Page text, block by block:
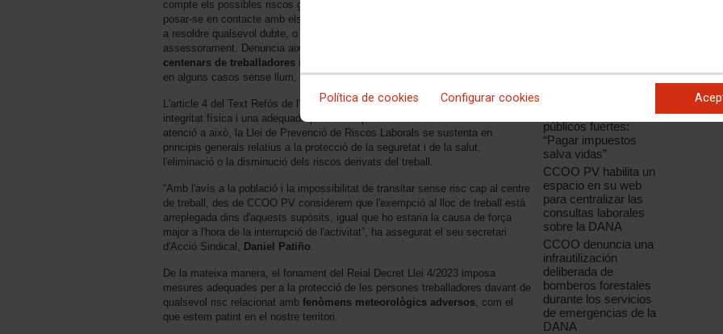
Política de cookies Configurar cookies
compte els possibles riscos greus abans d'acudir al lloc de treball. Aconsella
posar-se en contacte amb els
a resoldre qualsevol dubte, o cridar directament al
assessorament. Denuncia així mateix la situació en la qual es troben encara
centenars de treballadores i treballadors atrapats en les seues empreses
en alguns casos sense llum, aigua i menjar des d'anit.
L'article 4 del Text Refós de l'Estatut dels Treballadors preveu com a dret la
integritat física i una adequada política de prevenció de riscos laborals. En
atenció a això, la Llei de Prevenció de Riscos Laborals se sustenta en
principis generals relatius a la protecció de la seguretat i de la salut,
l'eliminació o la disminució dels riscos derivats del treball.
“Amb l'avís a la població i la impossibilitat de transitar sense risc cap al centre
de treball, des de CCOO PV considerem que l'exempció al lloc de treball està
arreplegada dins d'aquests supòsits, igual que ho estaria la causa de força
major a l'hora de la interrupció de l'activitat”, ha assegurat el seu secretari
d'Acció Sindical,
Daniel Patiño
De la mateixa manera, el fonament del Reial Decret Llei 4/2023 imposa
mesures adequades per a la protecció de les persones treballadores davant de
qualsevol risc relacionat amb fenòmens meteorològics adversos , com el
que estem patint en el nostre territori.
CCOO PV destaca la
públicos fuertes:
“Pagar impuestos
salva vidas”
CCOO PV habilita un
espacio en su web
para centralizar las
consultas laborales
sobre la DANA
CCOO denuncia una
infrautilización
deliberada de
bomberos forestales
durante los servicios
de emergencias de la
DANA